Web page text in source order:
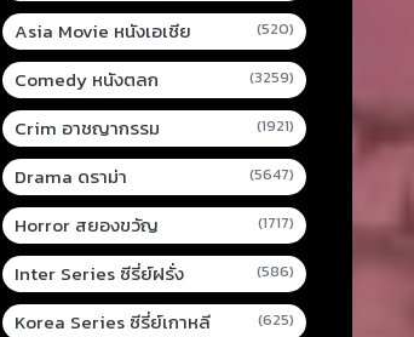
Asia Movie หนังเอเชีย (520)
Comedy หนังตลก (3259)
Crim อาชญากรรม (1921)
Drama ดราม่า (5647)
Horror สยองขวัญ (1717)
Inter Series ซีรี่ย์ฝรั่ง (586)
Korea Series ซีรี่ย์เกาหลี (625)